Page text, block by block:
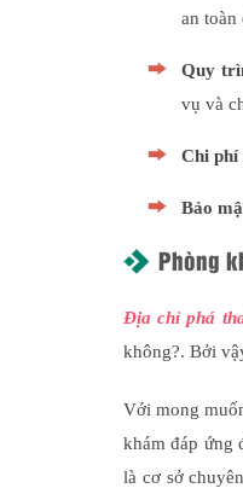
an toàn
Quy
vụ và
Chi phí
Bảo
Phòng
Địa chỉ phá
không?. Bởi
Với mong
khám đáp ứng
là cơ sở